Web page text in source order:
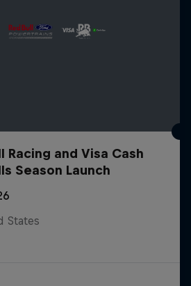
Racing and Visa Cash
Season Launch
States